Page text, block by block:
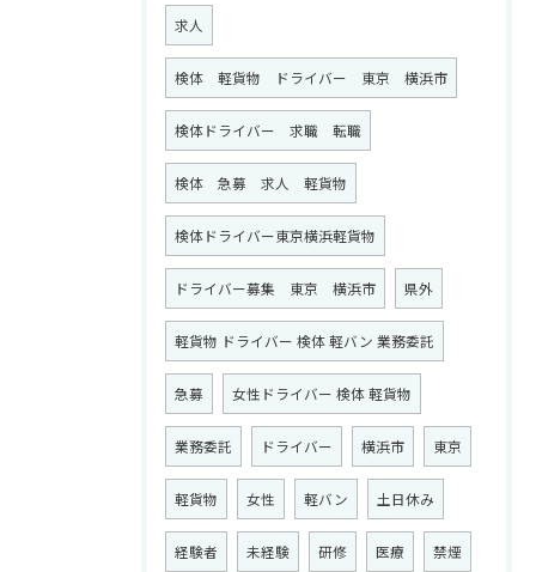
求人
検体 軽貨物 ドライバー 東京 横浜市
検体ドライバー 求職 転職
検体 急募 求人 軽貨物
検体ドライバー東京横浜軽貨物
ドライバー募集 東京 横浜市 県外
軽貨物 ドライバー 検体 軽バン 業務委託
急募 女性ドライバー 検体 軽貨物
業務委託 ドライバー 横浜市 東京
軽貨物 女性 軽バン 土日休み
経験者 未経験 研修 医療 禁煙